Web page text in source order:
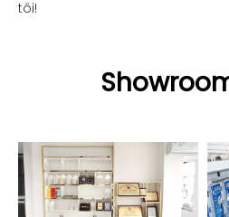
tôi!